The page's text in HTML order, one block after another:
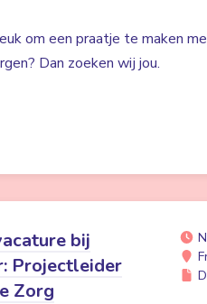
om een praatje te maken
Dan zoeken wij jou.
bij
Projectleider
Zorg